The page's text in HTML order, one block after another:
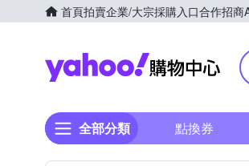
首頁拍賣企業/大宗採購入口合作招商
全部分類 點換券